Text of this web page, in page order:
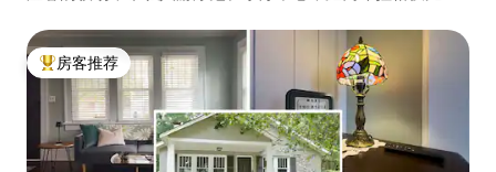
热门「房客推荐」
房客推荐